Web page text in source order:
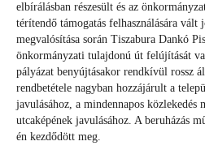
elbírálásban részesült és az
térítendő támogatás felhasználására
megvalósítása során Tiszabura Dankó
önkormányzati tulajdonú út felújítását
pályázat benyújtásakor rendkívül rossz
rendbetétele nagyban hozzájárult a
javulásához, a mindennapos közlekedés
utcaképének javulásához. A beruházás
én kezdődött meg.